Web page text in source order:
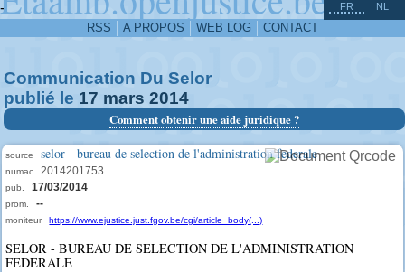
-
RSS A PROPOS WEB LOG CONTACT
FR NL
Communication Du Selor
publié le 17 mars 2014
Comment obtenir une aide juridique ?
source selor - bureau de selection de l'administration federale
numac 2014201753
pub. 17/03/2014
prom. --
moniteur https://www.ejustice.just.fgov.be/cgi/article_body(...)
SELOR - BUREAU DE SELECTION DE L'ADMINISTRATION
FEDERALE
^